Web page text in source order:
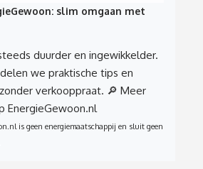
slim omgaan met
duurder en ingewikkelder.
we praktische tips en
verkooppraat. 🔎 Meer
EnergieGewoon.nl
is geen energiemaatschappij en sluit geen